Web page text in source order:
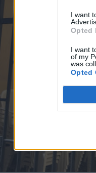
I want
Opted
I want
of my
was
Opted